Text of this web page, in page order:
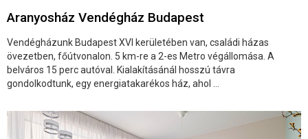
Aranyosház Vendégház Budapest
Vendégházunk Budapest XVI kerületében van, családi házas
övezetben, főútvonalon. 5 km-re a 2-es Metro végállomása. A
belváros 15 perc autóval. Kialakításánál hosszú távra
gondolkodtunk, egy energiatakarékos ház, ahol ...